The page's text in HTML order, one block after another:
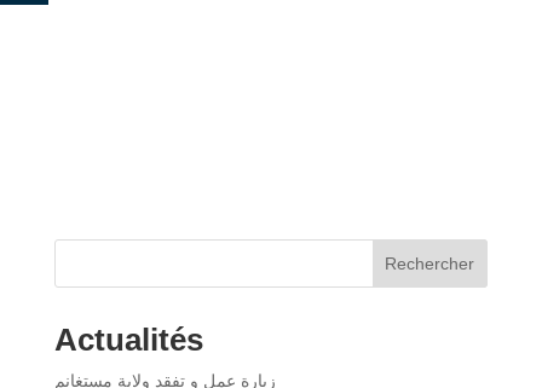
Rechercher
Actualités
زيارة عمل و تفقد ولاية مستغانم